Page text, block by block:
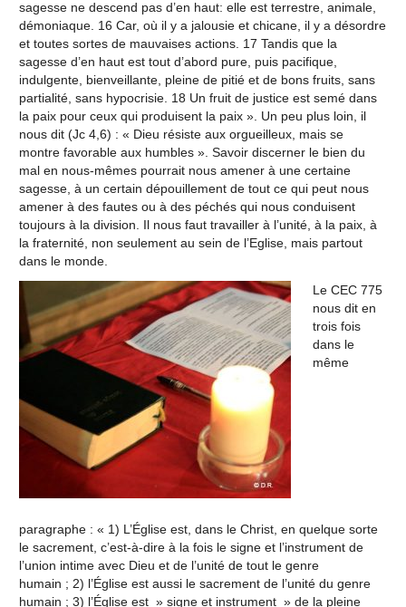
sagesse ne descend pas d’en haut: elle est terrestre, animale,
démoniaque. 16 Car, où il y a jalousie et chicane, il y a désordre
et toutes sortes de mauvaises actions. 17 Tandis que la
sagesse d’en haut est tout d’abord pure, puis pacifique,
indulgente, bienveillante, pleine de pitié et de bons fruits, sans
partialité, sans hypocrisie. 18 Un fruit de justice est semé dans
la paix pour ceux qui produisent la paix ». Un peu plus loin, il
nous dit (Jc 4,6) : « Dieu résiste aux orgueilleux, mais se
montre favorable aux humbles ». Savoir discerner le bien du
mal en nous-mêmes pourrait nous amener à une certaine
sagesse, à un certain dépouillement de tout ce qui peut nous
amener à des fautes ou à des péchés qui nous conduisent
toujours à la division. Il nous faut travailler à l’unité, à la paix, à
la fraternité, non seulement au sein de l’Eglise, mais partout
dans le monde.
Le CEC 775
nous dit en
trois fois
dans le
même
paragraphe : « 1) L’Église est, dans le Christ, en quelque sorte
le sacrement, c’est-à-dire à la fois le signe et l’instrument de
l’union intime avec Dieu et de l’unité de tout le genre
humain ; 2) l’Église est aussi le sacrement de l’unité du genre
humain ; 3) l’Église est » signe et instrument » de la pleine